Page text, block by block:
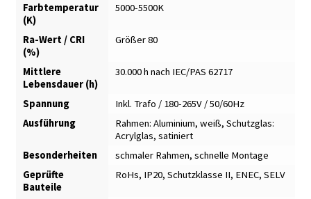
Farbtemperatur
(K)
5000-5500K
Ra-Wert / CRI
(%)
Größer 80
Mittlere
Lebensdauer (h)
30.000 h nach IEC/PAS 62717
Spannung
Inkl. Trafo / 180-265V / 50/60Hz
Ausführung
Rahmen: Aluminium, weiß, Schutzglas:
Acrylglas, satiniert
Besonderheiten
schmaler Rahmen, schnelle Montage
Geprüfte
Bauteile
RoHs, IP20, Schutzklasse II, ENEC, SELV